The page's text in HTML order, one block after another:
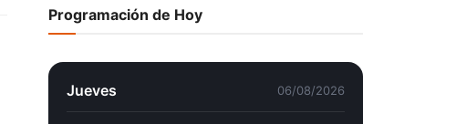
Programación de Hoy
Jueves 06/08/2026